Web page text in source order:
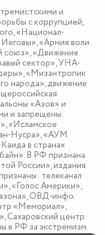
и
с коррупцией,
«Национал-
«Армия воли
союз», «Движение
сектор», УНА-
«Мизантропик
народа», движение
«Азов» и
и запрещены:
«Исламское
Нусра», «АУМ
в странах
В РФ признана
России», издания
телеканал
«Голос Америки»,
ОВД-инфо.
«Мемориал»,
Сахаровский центр.
в РФ за экстремизм.